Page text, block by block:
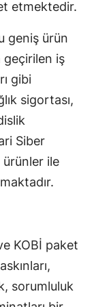
etmektedir.
geniş ürün
geçirilen iş
gibi
sigortası,
Siber
ürünler ile
KOBİ paket
sorumluluk